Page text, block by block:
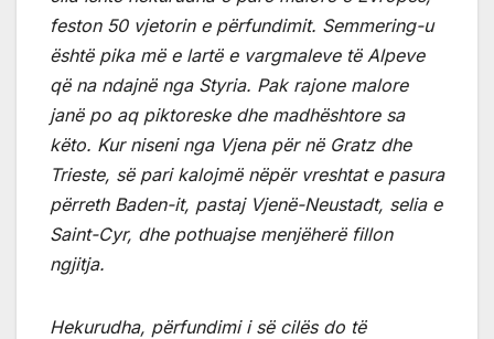
feston 50 vjetorin e përfundimit. Semmering-u
është pika më e lartë e vargmaleve të Alpeve
që na ndajnë nga Styria. Pak rajone malore
janë po aq piktoreske dhe madhështore sa
këto. Kur niseni nga Vjena për në Gratz dhe
Trieste, së pari kalojmë nëpër vreshtat e pasura
përreth Baden-it, pastaj Vjenë-Neustadt, selia e
Saint-Cyr, dhe pothuajse menjëherë fillon
ngjitja.
Hekurudha, përfundimi i së cilës do të